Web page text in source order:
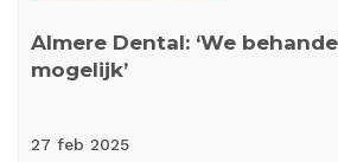
Almere Dental: ‘We
mogelijk’
27 feb 2025